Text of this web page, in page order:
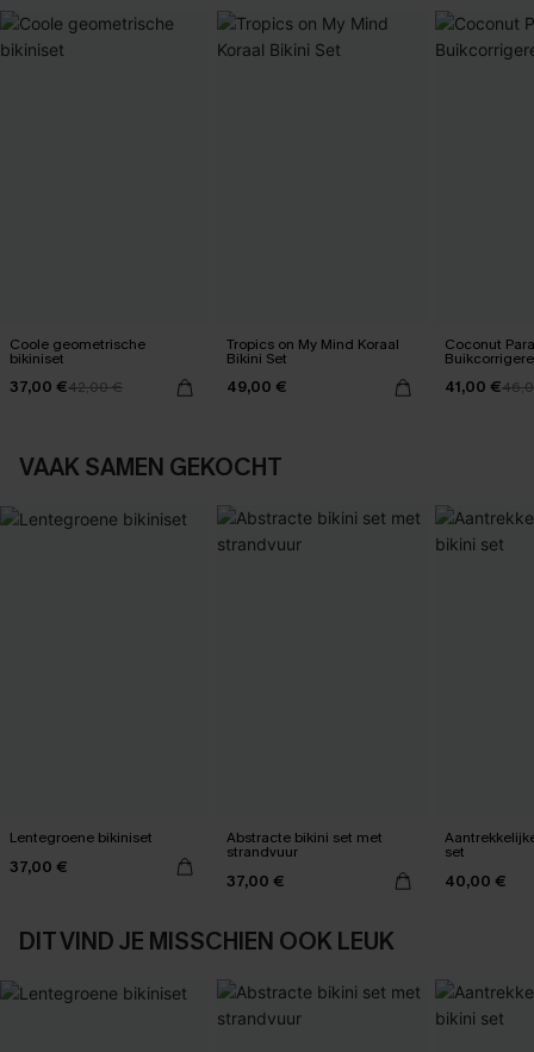
Coole geometrische
bikiniset
37,00 €42,00 €
Tropics on My Mind Koraal
Bikini Set
49,00 €
Coconut
41,00 €
VAAK SAMEN GEKOCHT
Lentegroene bikiniset
37,00 €
Abstracte bikini set met
strandvuur
37,00 €
set
40,00 €
DIT VIND JE MISSCHIEN OOK LEUK